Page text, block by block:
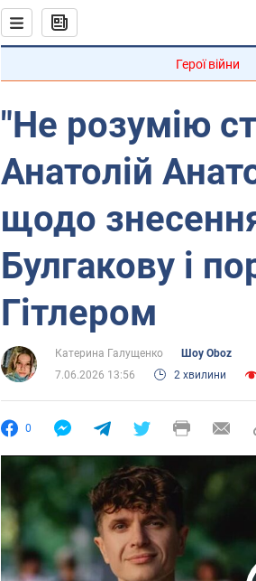
Герої війни
"Не розумію
Анатолій
щодо
Булгакову і
Гітлером
Катерина Галущенко
Шоу Oboz
7.06.2026 13:56
2 хвилини
0